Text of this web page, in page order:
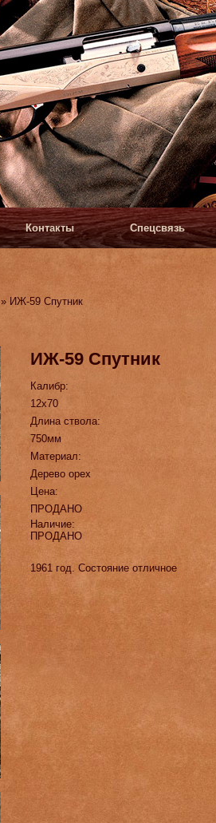
Контакты Спецсвязь
» ИЖ-59 Спутник
ИЖ-59 Спутник
Калибр:
12х70
Длина ствола:
750мм
Материал:
Дерево орех
Цена:
ПРОДАНО
Наличие:
ПРОДАНО
1961 год. Состояние отличное